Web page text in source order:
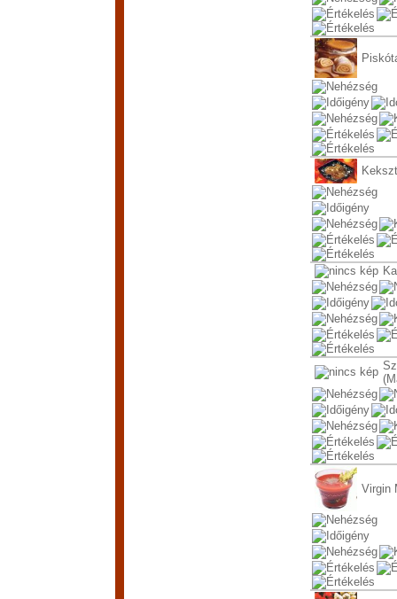
Virgin